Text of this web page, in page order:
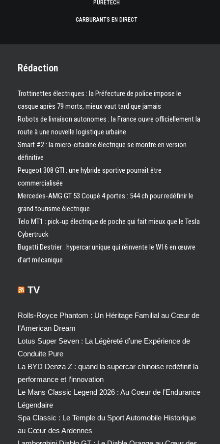
PURETECH
CARBURANTS EN DIRECT
Rédaction
Trottinettes électriques : la Préfecture de police impose le
casque après 79 morts, mieux vaut tard que jamais
Robots de livraison autonomes : la France ouvre officiellement la
route à une nouvelle logistique urbaine
Smart #2 : la micro-citadine électrique se montre en version
définitive
Peugeot 308 GTI : une hybride sportive pourrait être
commercialisée
Mercedes-AMG GT 53 Coupé 4 portes : 544 ch pour redéfinir le
grand tourisme électrique
Telo MT1 : pick‑up électrique de poche qui fait mieux que le Tesla
Cybertruck
Bugatti Destrier : hypercar unique qui réinvente le W16 en œuvre
d’art mécanique
TV
Rolls-Royce Phantom : Un Héritage Familial au Cœur de
l’American Dream
Lotus Super Seven : La Légèreté d’une Expérience de
Conduite Pure
La BYD Denza Z : quand la supercar chinoise redéfinit la
performance et l’innovation
Le Mans Classic Legend 2026 : Au Coeur de l’Endurance
Légendaire
Spa Classic : Le Temple du Sport Automobile Historique
au Cœur des Ardennes